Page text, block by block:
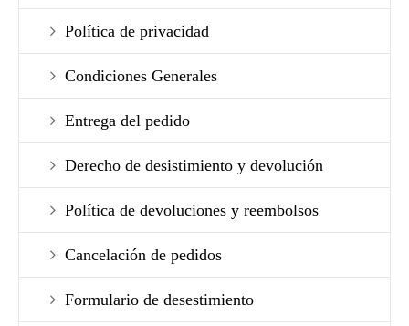
Política de privacidad
Condiciones Generales
Entrega del pedido
Derecho de desistimiento y devolución
Política de devoluciones y reembolsos
Cancelación de pedidos
Formulario de desestimiento